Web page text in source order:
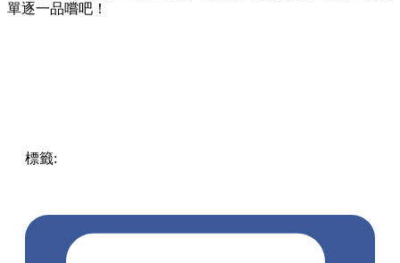
單逐一品嚐吧！
標籤: